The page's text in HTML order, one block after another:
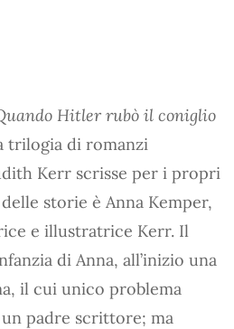
Hitler rubò il coniglio
trilogia di romanzi
Kerr scrisse per i propri
storie è Anna Kemper,
e illustratrice Kerr. Il
di Anna, all’inizio una
il cui unico problema
un padre scrittore; ma